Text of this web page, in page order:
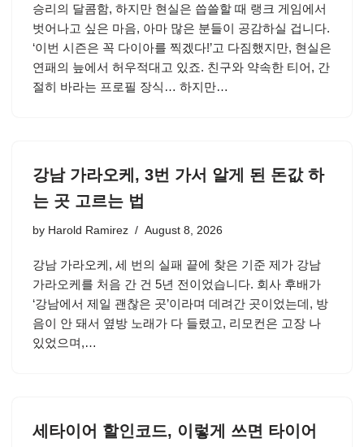
승리의 달콤함, 하지만 현실은 씁쓸할 때 랭크 게임에서
벗어나고 싶은 마음, 아마 많은 분들이 공감하실 겁니다.
‘이번 시즌은 꼭 다이아를 찍겠다!’고 다짐했지만, 현실은
연패의 늪에서 허우적대고 있죠. 친구와 약속한 티어, 간
절히 바라는 프로필 장식… 하지만…
강남 가라오케, 3번 가서 알게 된 돈값 하
는 곳 고르는 법
by Harold Ramirez August 8, 2026
강남 가라오케, 세 번의 실패 끝에 찾은 기준 제가 강남
가라오케를 처음 간 건 5년 전이었습니다. 회사 후배가
‘강남에서 제일 괜찮은 곳’이라며 데려간 곳이었는데, 방
음이 안 돼서 옆방 노래가 다 들렸고, 리모컨은 고장 나
있었으며,…
세타이어 할인코드, 이렇게 쓰면 타이어